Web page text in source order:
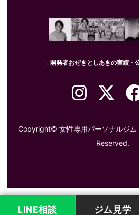
→ 開発者おぜきとしあきの実績・
Copyright© 女性専用パーソナルジ
Reserved.
LINE相談 ジム見学